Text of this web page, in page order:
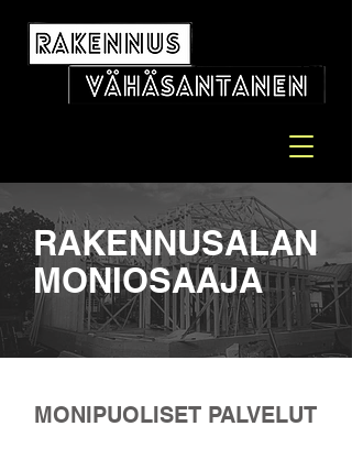
RAKENNUSALAN
MONIOSAAJA
MONIPUOLISET PALVELUT